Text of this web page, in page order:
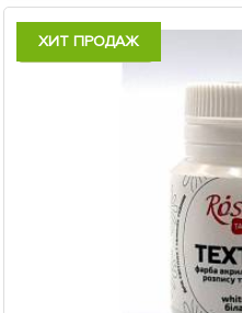
ХИТ ПРОДАЖ
Есть в наличии